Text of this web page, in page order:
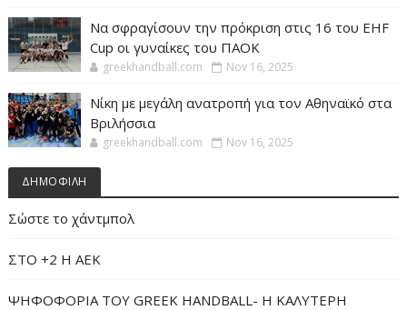
Να σφραγίσουν την πρόκριση στις 16 του EHF
Cup οι γυναίκες του ΠΑΟΚ
greekhandball.com Nov 16, 2025
Νίκη με μεγάλη ανατροπή για τον Αθηναϊκό στα
Βριλήσσια
greekhandball.com Nov 16, 2025
ΔΗΜΟΦΙΛΗ
Σώστε το χάντμπολ
ΣΤΟ +2 Η ΑΕΚ
ΨΗΦΟΦΟΡΙΑ ΤΟΥ GREEK HANDBALL- H ΚΑΛΥΤΕΡΗ